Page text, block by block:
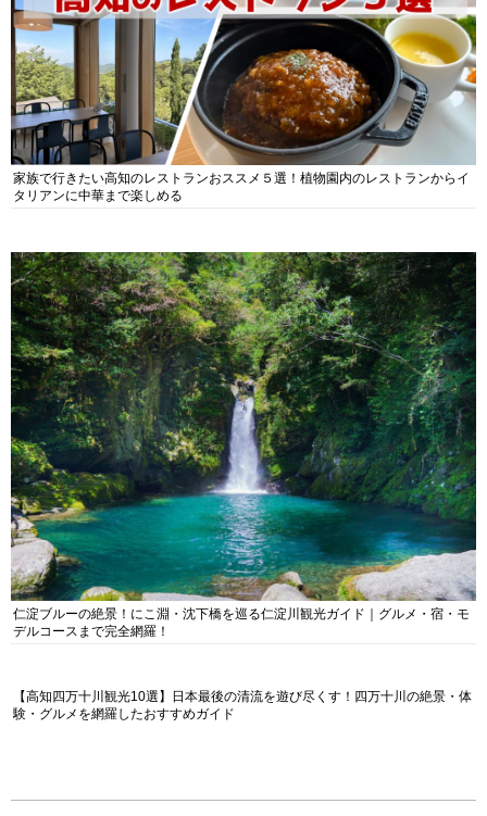
家族で行きたい高知のレストランおススメ５選！植物園内のレストランからイ
タリアンに中華まで楽しめる
仁淀ブルーの絶景！にこ淵・沈下橋を巡る仁淀川観光ガイド｜グルメ・宿・モ
デルコースまで完全網羅！
【高知四万十川観光10選】日本最後の清流を遊び尽くす！四万十川の絶景・体
験・グルメを網羅したおすすめガイド